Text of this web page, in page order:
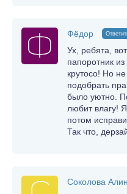
Фёдор
Ух, ребята,
папоротник
крутосо! Но
подобрать
было уютно.
любит влагу!
потом
Так что,
Соколова